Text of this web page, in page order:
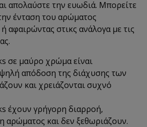
απολαύστε την ευωδιά. Μπορείτε
ένταση του αρώματος
αφαιρώντας στικς ανάλογα με τις
σε μαύρο χρώμα είναι
απόδοση της διάχυσης των
και χρειάζονται συχνό
έχουν γρήγορη διαρροή,
αρώματος και δεν ξεθωριάζουν.